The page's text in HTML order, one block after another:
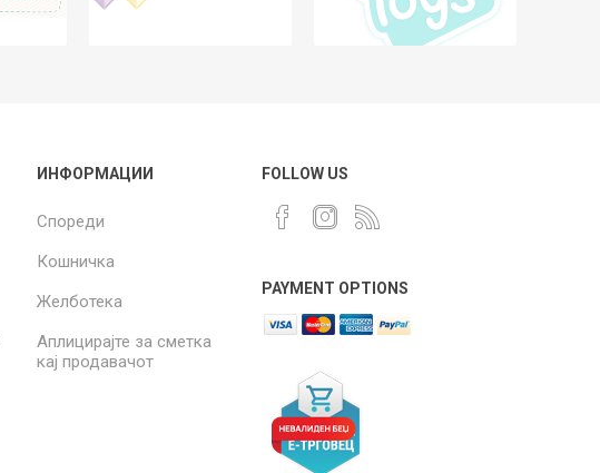
ИНФОРМАЦИИ
Спореди
Кошничка
Желботека
Аплицирајте за сметка
кај продавачот
FOLLOW US
PAYMENT OPTIONS